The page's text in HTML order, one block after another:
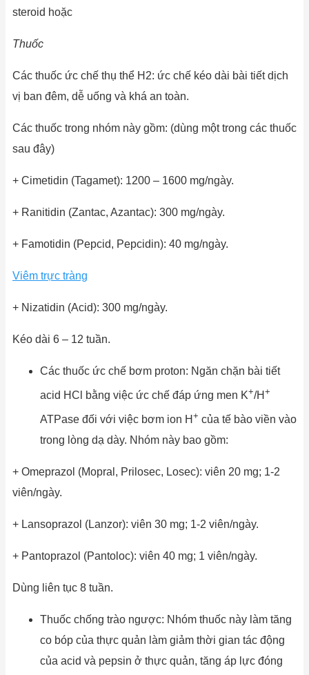
steroid hoặc
Thuốc
Các thuốc ức chế thụ thể H2: ức chế kéo dài bài tiết dịch
vị ban đêm, dễ uống và khá an toàn.
Các thuốc trong nhóm này gồm: (dùng một trong các thuốc
sau đây)
+ Cimetidin (Tagamet): 1200 – 1600 mg/ngày.
+ Ranitidin (Zantac, Azantac): 300 mg/ngày.
+ Famotidin (Pepcid, Pepcidin): 40 mg/ngày.
Viêm trực tràng
+ Nizatidin (Acid): 300 mg/ngày.
Kéo dài 6 – 12 tuần.
Các thuốc ức chế bơm proton: Ngăn chặn bài tiết
acid HCl bằng việc ức chế đáp ứng men K+/H +
ATPase đối với việc bơm ion H + của tế bào viền vào
trong lòng dạ dày. Nhóm này bao gồm:
+ Omeprazol (Mopral, Prilosec, Losec): viên 20 mg; 1-2
viên/ngày.
+ Lansoprazol (Lanzor): viên 30 mg; 1-2 viên/ngày.
+ Pantoprazol (Pantoloc): viên 40 mg; 1 viên/ngày.
Dùng liên tục 8 tuần.
Thuốc chống trào ngược: Nhóm thuốc này làm tăng
co bóp của thực quản làm giảm thời gian tác động
của acid và pepsin ở thực quản, tăng áp lực đóng